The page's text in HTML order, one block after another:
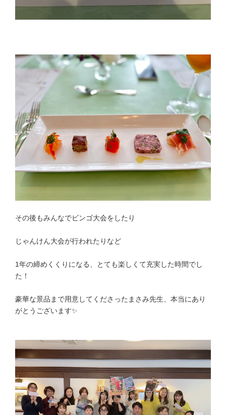
その後もみんなでビンゴ大会をしたり
じゃんけん大会が行われたりなど
1年の締めくくりになる、とても楽しくて充実した時間でし
た！
豪華な景品まで用意してくださったまさみ先生、本当にあり
がとうございます✨